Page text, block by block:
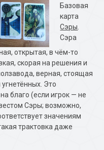
Базовая
карта
Сэры
Сэра
открытая, в чём-то
скорая на решения и
верная, стоящая
Это
благо (если игрок — не
Сэры; возможно,
значениям
трактовка даже